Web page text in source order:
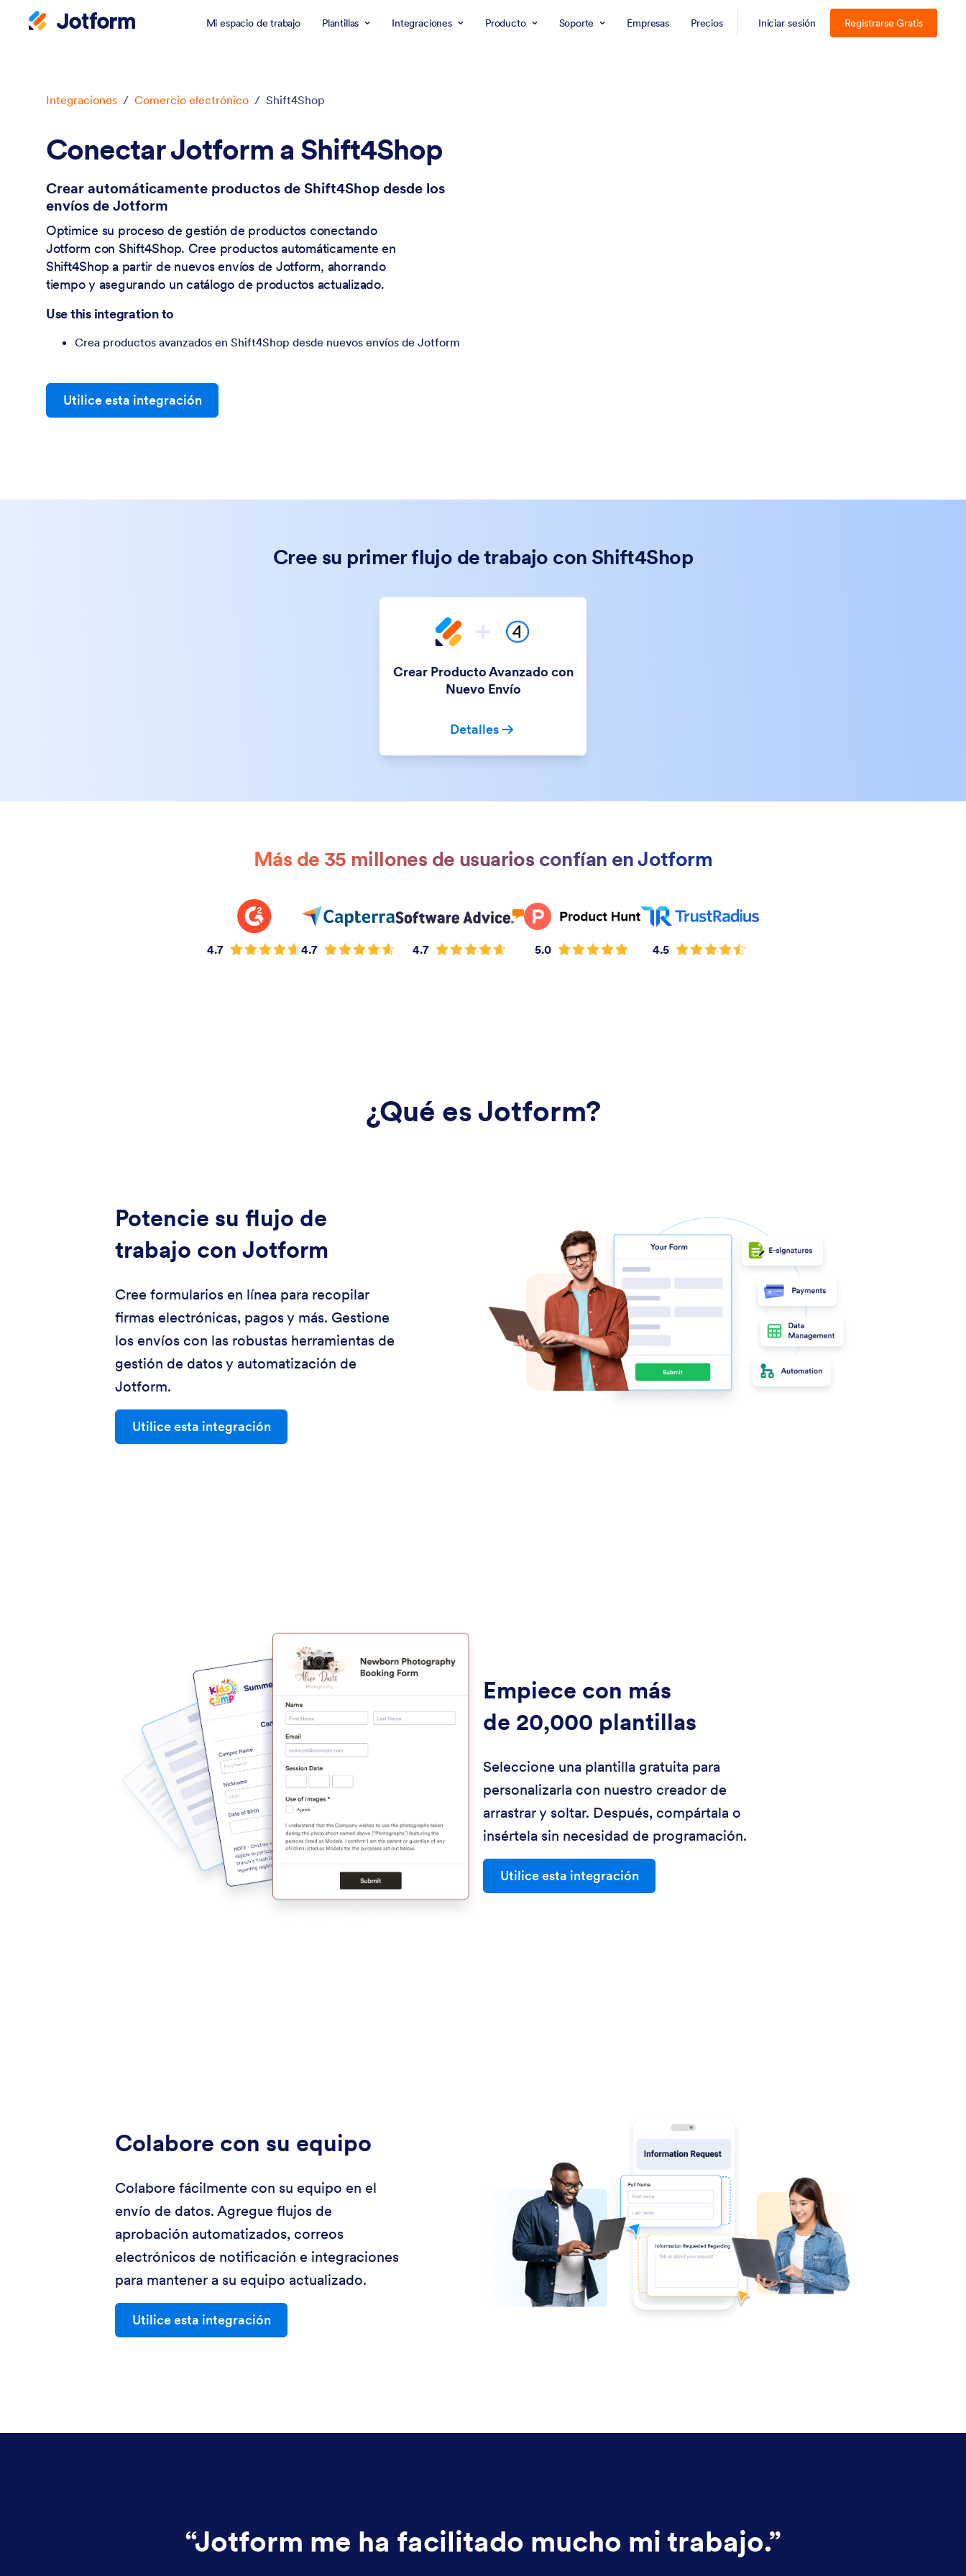
Mi espacio de trabajo Plantillas Integraciones Producto Soporte Empresas Precios Iniciar sesión Registrarse Gratis
Integraciones / Comercio electrónico / Shift4Shop
Conectar Jotform a Shift4Shop
Crear automáticamente productos de Shift4Shop desde los
envíos de Jotform
Optimice su proceso de gestión de productos conectando
Jotform con Shift4Shop. Cree productos automáticamente en
Shift4Shop a partir de nuevos envíos de Jotform, ahorrando
tiempo y asegurando un catálogo de productos actualizado.
Use this integration to
Crea productos avanzados en Shift4Shop desde nuevos envíos de Jotform
Utilice esta integración
Cree su primer flujo de trabajo con Shift4Shop
Crear Producto Avanzado con
Nuevo Envío
Detalles
Más de 35 millones de usuarios confían en Jotform
4.7 4.7 4.7 5.0 4.5
¿Qué es Jotform?
Potencie su flujo de
trabajo con Jotform
Cree formularios en línea para recopilar
firmas electrónicas, pagos y más. Gestione
los envíos con las robustas herramientas de
gestión de datos y automatización de
Jotform.
Utilice esta integración
Empiece con más
de 20,000 plantillas
Seleccione una plantilla gratuita para
personalizarla con nuestro creador de
arrastrar y soltar. Después, compártala o
insértela sin necesidad de programación.
Utilice esta integración
Colabore con su equipo
Colabore fácilmente con su equipo en el
envío de datos. Agregue flujos de
aprobación automatizados, correos
electrónicos de notificación e integraciones
para mantener a su equipo actualizado.
Utilice esta integración
“Jotform me ha facilitado mucho mi trabajo.”